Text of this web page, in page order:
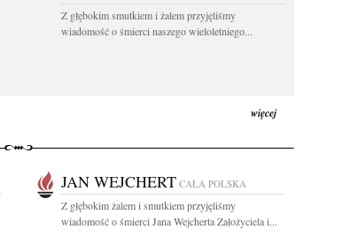
Z głębokim smutkiem i żalem przyjęliśmy
wiadomość o śmierci naszego wieloletniego...
więcej
JAN WEJCHERT CAŁA POLSKA
Z głębokim żalem i smutkiem przyjęliśmy
wiadomość o śmierci Jana Wejcherta Założyciela i...